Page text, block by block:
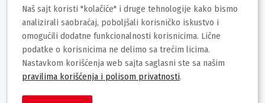
Deklaracija
Brend: Seta Home
Uvoznik / proizvođač:
Zemlja porekla:India
Prava potrošača: Zagarantovana sva prava kupaca po Zakonu o
Naš sajt koristi "kolačiće" i druge tehnologije kako bismo
analizirali saobraćaj, poboljšali korisničko iskustvo i
omogućili dodatne funkcionalnosti korisnicima. Lične
podatke o korisnicima ne delimo sa trećim licima.
Nastavkom korišćenja web sajta saglasni ste sa našim
pravilima korišćenja i polisom privatnosti.